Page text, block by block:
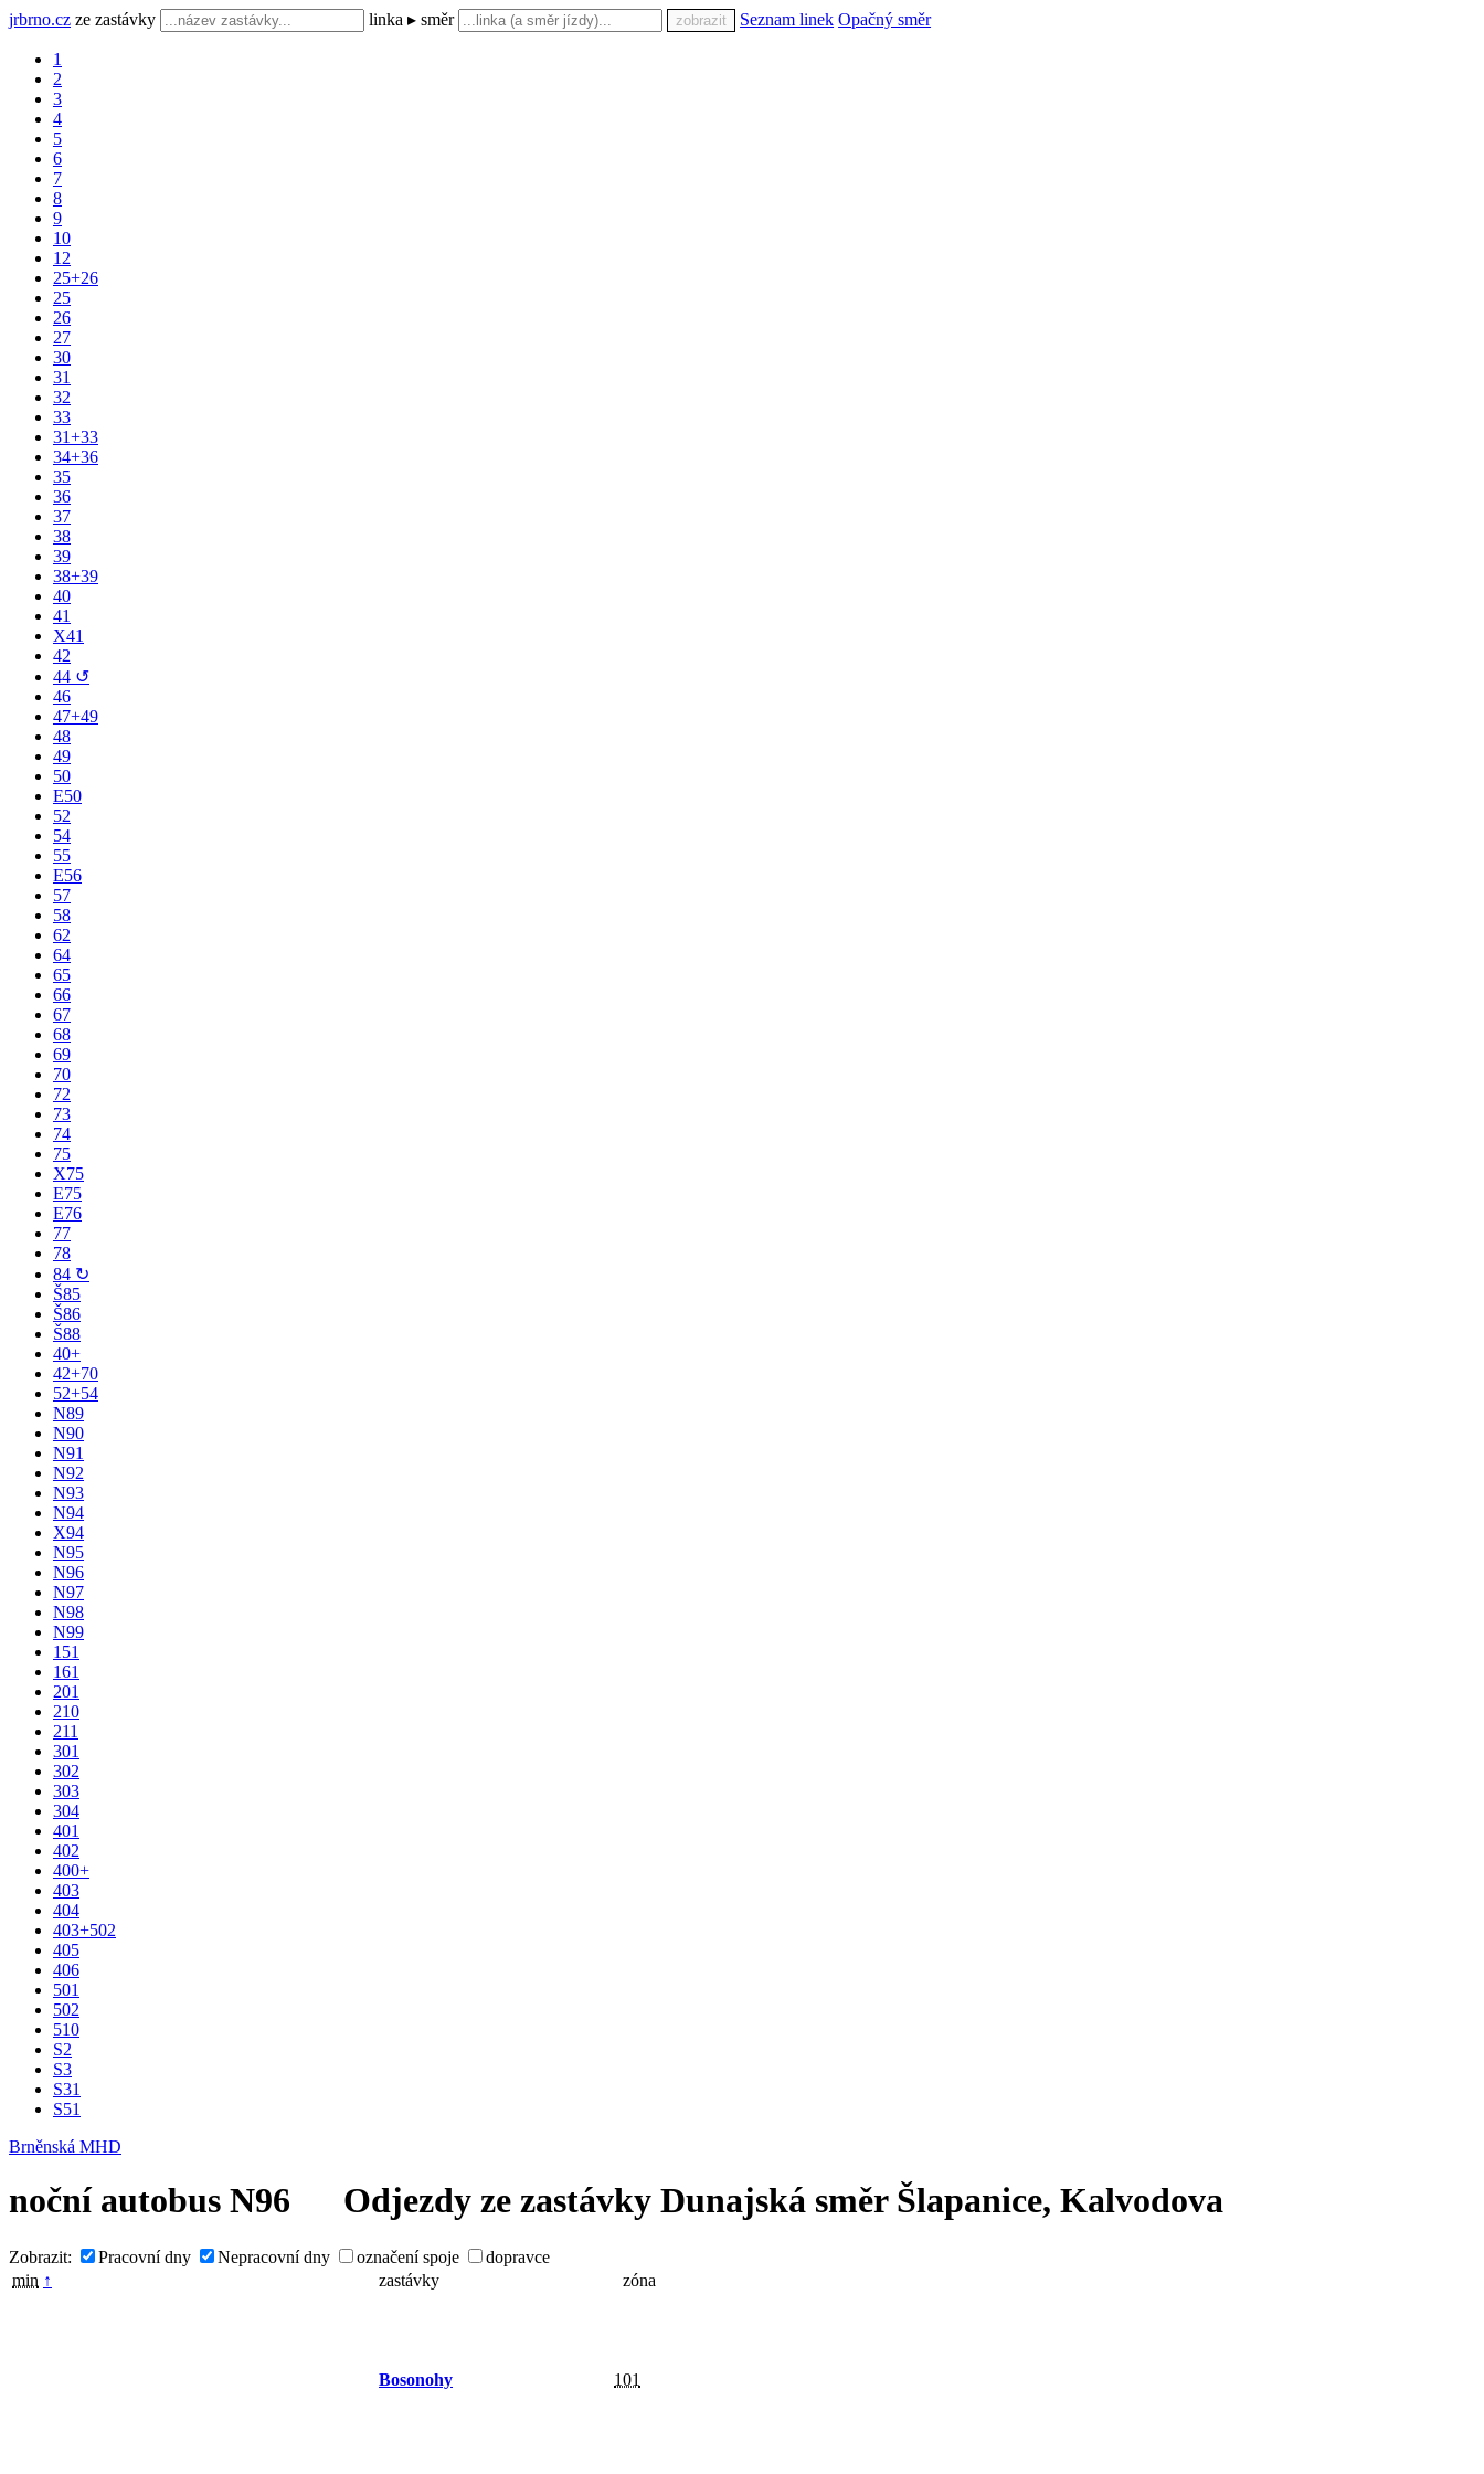
jrbrno.cz ze zastávky linka ▸ směr zobrazit Seznam linek Opačný směr
1
2
3
4
5
6
7
8
9
10
12
25+26
25
26
27
30
31
32
33
31+33
34+36
35
36
37
38
39
38+39
40
41
X41
42
44 ↺
46
47+49
48
49
50
E50
52
54
55
E56
57
58
62
64
65
66
67
68
69
70
72
73
74
75
X75
E75
E76
77
78
84 ↻
Š85
Š86
Š88
40+
42+70
52+54
N89
N90
N91
N92
N93
N94
X94
N95
N96
N97
N98
N99
151
161
201
210
211
301
302
303
304
401
402
400+
403
404
403+502
405
406
501
502
510
S2
S3
S31
S51
Brněnská MHD
noční autobus N96 Odjezdy ze zastávky Dunajská směr Šlapanice, Kalvodova
Zobrazit: Pracovní dny Nepracovní dny označení spoje
dopravce
min ↑ zastávky zóna
Bosonohy 101